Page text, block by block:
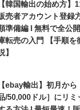
【韓国輸出の始め方】
売者アカウント登録
準備編 Ι 無料で全公
転売の入門 【手順を
】
【ebay輸出】初月から
/50,000ドル］にリミ